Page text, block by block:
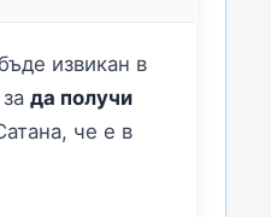
извикан в
да получи
че е в